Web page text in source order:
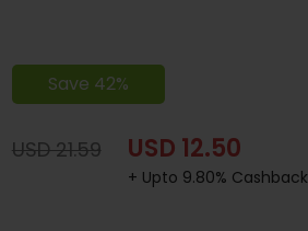
Save 42%
USD 21.59 USD 12.50
+ Upto 9.80% Cashback